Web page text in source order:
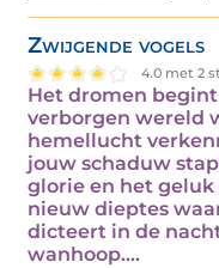
Zwijgende vogels
4.0 met 2
Het dromen
verborgen wereld
hemellucht
jouw schaduw
glorie en het
nieuw dieptes
dicteert in de
wanhoop.…